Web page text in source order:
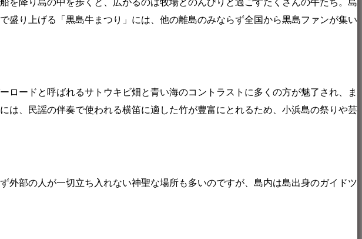
降り島の中を歩くと、広がるのは牧場とのんびりと過ごすたくさんの牛たち。島
り上げる「黒島牛まつり」には、他の離島のみならず全国から黒島ファンが集い
ードと呼ばれるサトウキビ畑と青い海のコントラストに多くの方が魅了され、ま
、民謡の伴奏で使われる横笛に適した竹が豊富にとれるため、小浜島の祭りや芸
部の人が一切立ち入れない神聖な場所も多いのですが、島内は島出身のガイドツ